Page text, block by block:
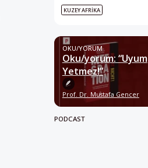
KUZEY AFRIKA
OKU/YORUM
Oku/yorum: “Uyum
Yetmez!”
Prof. Dr. Mustafa Gencer
PODCAST